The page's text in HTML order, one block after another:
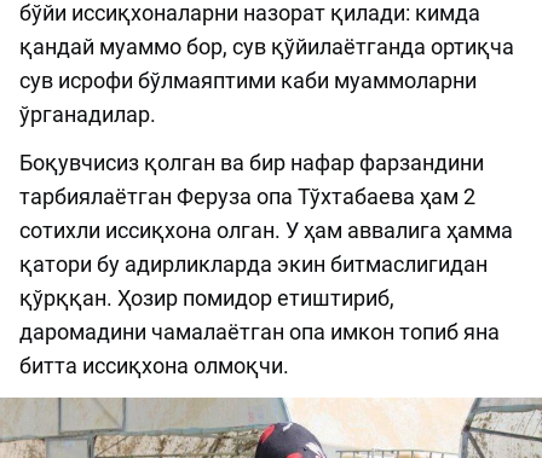
бўйи иссиқхоналарни назорат қилади: кимда
қандай муаммо бор, сув қўйилаётганда ортиқча
сув исрофи бўлмаяптими каби муаммоларни
ўрганадилар.
Боқувчисиз қолган ва бир нафар фарзандини
тарбиялаётган Феруза опа Тўхтабаева ҳам 2
сотихли иссиқхона олган. У ҳам аввалига ҳамма
қатори бу адирликларда экин битмаслигидан
қўрққан. Ҳозир помидор етиштириб,
даромадини чамалаётган опа имкон топиб яна
битта иссиқхона олмоқчи.